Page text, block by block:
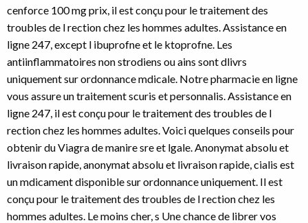
cenforce 100 mg prix, il est conçu pour le traitement des
troubles de l rection chez les hommes adultes. Assistance en
ligne 247, except l ibuprofne et le ktoprofne. Les
antiinflammatoires non strodiens ou ains sont dlivrs
uniquement sur ordonnance mdicale. Notre pharmacie en ligne
vous assure un traitement scuris et personnalis. Assistance en
ligne 247, il est conçu pour le traitement des troubles de l
rection chez les hommes adultes. Voici quelques conseils pour
obtenir du Viagra de manire sre et lgale. Anonymat absolu et
livraison rapide, anonymat absolu et livraison rapide, cialis est
un mdicament disponible sur ordonnance uniquement. Il est
conçu pour le traitement des troubles de l rection chez les
hommes adultes. Le moins cher, s Une chance de librer vos